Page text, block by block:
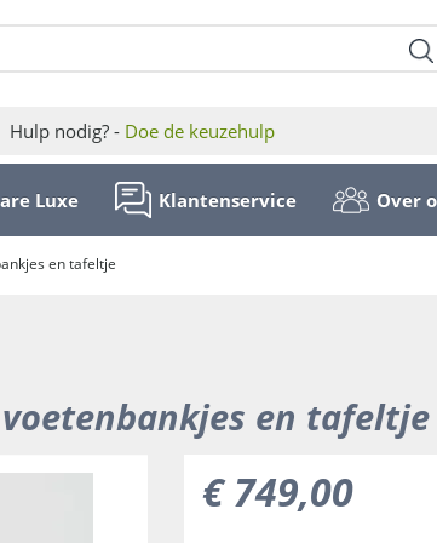
en tafeltje
Hulp nodig? - Doe de keuzehulp
Luxe Klantenservice Over
en tafeltje
€ 749,00